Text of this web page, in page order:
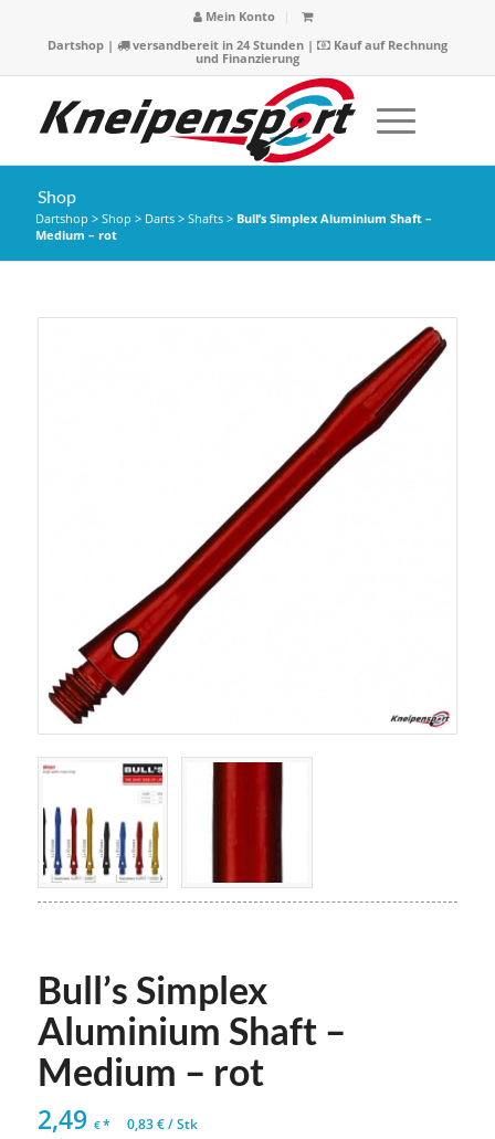
Mein Konto
Dartshop| versandbereit in 24 Stunden |
Kauf auf Rechnung
und Finanzierung
Shop
Dartshop > Shop > Darts> Shafts> Bull’s Simplex Aluminium Shaft –
Medium – rot
Bull’s Simplex
Aluminium Shaft –
Medium – rot
2,49 €* 0,83€/Stk